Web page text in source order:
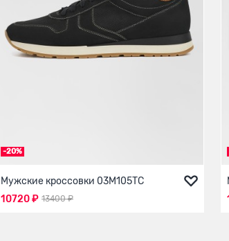
-20%
Мужские кроссовки 03М105ТС
13400 ₽
10720 ₽